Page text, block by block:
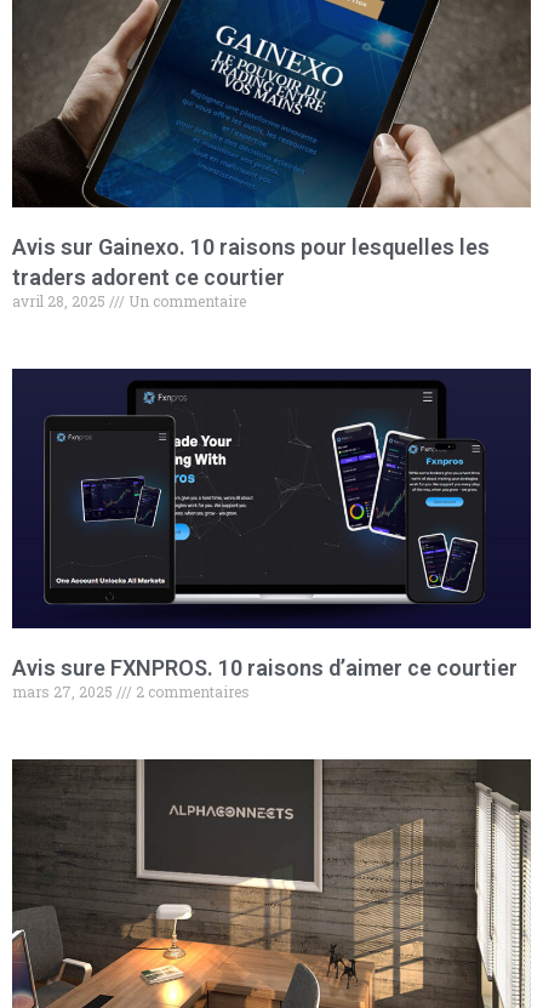
Avis sur Gainexo. 10 raisons pour lesquelles les
traders adorent ce courtier
avril 28, 2025 Un commentaire
Avis sure FXNPROS. 10 raisons d’aimer ce courtier
mars 27, 2025 2 commentaires